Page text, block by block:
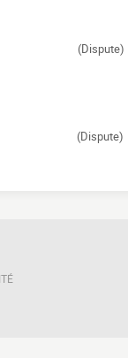
(Dispute)
(Dispute)